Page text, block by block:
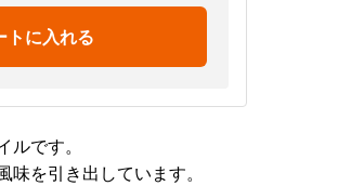
トに入れる
です。
を引き出しています。